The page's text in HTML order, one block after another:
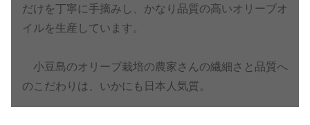
だけを丁寧に手摘みし、かなり品質の高いオリーブオ
イルを生産しています。
小豆島のオリーブ栽培の農家さんの繊細さと品質へ
のこだわりは、いかにも日本人気質。